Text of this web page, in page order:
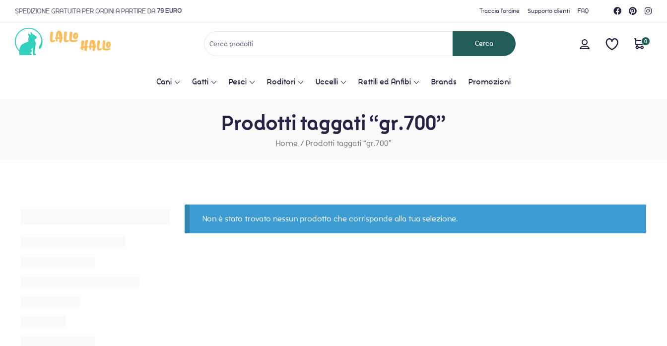
SPEDIZIONE GRATUITA PER ORDINI A PARTIRE DA79 EURO Traccia l'ordine Supporto clienti FAQ
0
Cani Gatti Pesci Roditori Uccelli Rettili ed Anfibi Brands Promozioni
Prodotti taggati “gr.700”
Home / Prodotti taggati “gr.700”
Non è stato trovato nessun prodotto che corrisponde alla tua selezione.